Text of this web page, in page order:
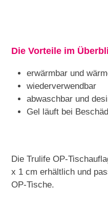
Die Vorteile im
erwärmbar und
wiederverwendbar
abwaschbar und
Gel läuft bei
Die Trulife OP-
x 1 cm erhältlich und
OP-Tische.